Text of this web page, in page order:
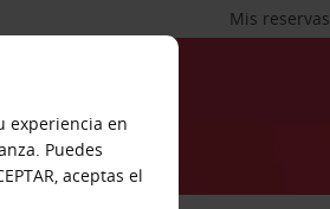
Mis reservas
experiencia en
Puedes
aceptas el